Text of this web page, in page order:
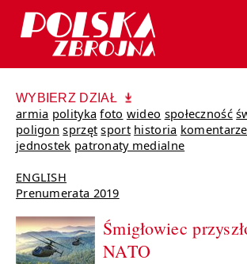
WYBIERZ DZIAŁ
armia polityka foto wideo społeczność
poligon sprzęt sport historia komentarze
jednostek patronaty medialne
ENGLISH
Prenumerata 2019
Śmigłowiec
NATO